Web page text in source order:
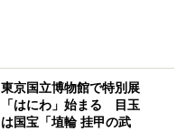
東京国立博物館で特別展
「はにわ」始まる 目玉
は国宝「埴輪 挂甲の武